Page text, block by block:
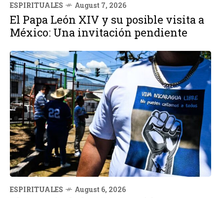
ESPIRITUALES August 7, 2026
El Papa León XIV y su posible visita a
México: Una invitación pendiente
ESPIRITUALES August 6, 2026